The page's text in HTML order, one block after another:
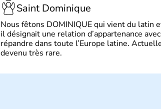
Saint Dominique
Nous fêtons DOMINIQUE qui vient du latin
il désignait une relation d’appartenance
répandre dans toute l’Europe latine.
devenu très rare.